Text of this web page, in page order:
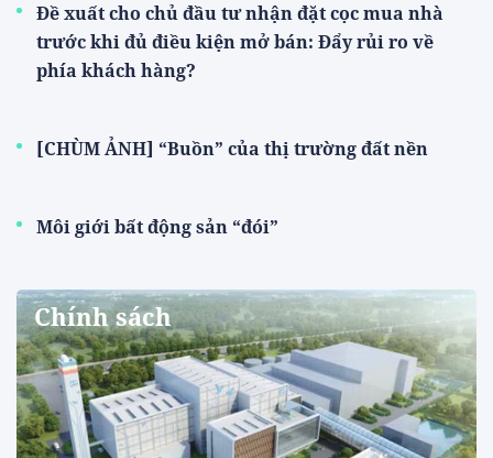
Đề xuất cho chủ đầu tư nhận đặt cọc mua nhà
trước khi đủ điều kiện mở bán: Đẩy rủi ro về
phía khách hàng?
[CHÙM ẢNH] “Buồn” của thị trường đất nền
Môi giới bất động sản “đói”
Chính sách